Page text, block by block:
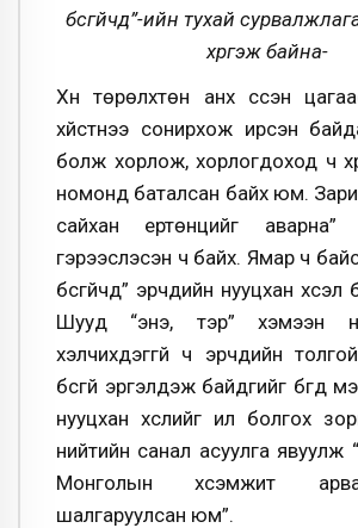
бүсгүйчүүд”-ийн тухай
хүргэж байна-
Хүн төрөлхтөн анх үүссэн
хүйстнээ сонирхож ирсэн
болж хорлож, хорлогдоход ч
номонд баталсан байх юм.
сайхан ертөнцийг
гэрээслэсэн ч байх. Ямар ч
бүсгүйчүүд” эрчүүдийн нууцхан
Шууд “энэ, тэр” хэмээн
хэлчихдэггүй ч эрчүүдийн
бүсгүй эргэлдэж байдгийг бүгд
нууцхан хүслийг ил болгох
нийтийн санал асуулга явуулж
Монголын хүсэмжит
шалгаруулсан юм”.